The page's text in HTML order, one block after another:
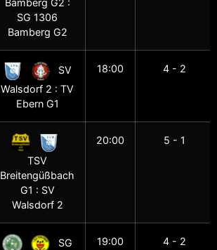
SG 1306
Bamberg G2
SV
Walsdorf 2 : TV
Ebern G1
18:00 4 - 2
TSV
Breitengüßbach
G1 : SV
Walsdorf 2
20:00 5 - 1
SG
19:00 4 - 2